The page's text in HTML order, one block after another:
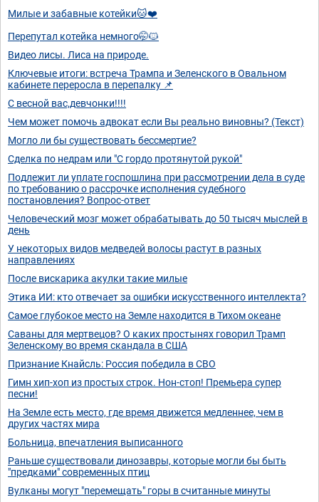
Милые и забавные котейки🐱❤️
Перепутал котейка немного🤭🐱
Видео лисы. Лиса на природе.
Ключевые итоги: встреча Трампа и Зеленского в Овальном
кабинете переросла в перепалку 📌
С весной вас,девчонки!!!!
Чем может помочь адвокат если Вы реально виновны? (Текст)
Могло ли бы существовать бессмертие?
Сделка по недрам или "С гордо протянутой рукой"
Подлежит ли уплате госпошлина при рассмотрении дела в суде
по требованию о рассрочке исполнения судебного
постановления? Вопрос-ответ
Человеческий мозг может обрабатывать до 50 тысяч мыслей в
день
У некоторых видов медведей волосы растут в разных
направлениях
После вискарика акулки такие милые
Этика ИИ: кто отвечает за ошибки искусственного интеллекта?
Самое глубокое место на Земле находится в Тихом океане
Саваны для мертвецов? О каких простынях говорил Трамп
Зеленскому во время скандала в США
Признание Кнайсль: Россия победила в СВО
Гимн хип-хоп из простых строк. Нон-стоп! Премьера супер
песни!
На Земле есть место, где время движется медленнее, чем в
других частях мира
Больница, впечатления выписанного
Раньше существовали динозавры, которые могли бы быть
"предками" современных птиц
Вулканы могут "перемещать" горы в считанные минуты